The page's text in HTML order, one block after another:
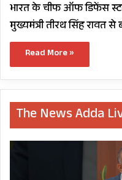
भारत के चीफ ऑफ डिफेंस
मुख्यमंत्री तीरथ सिंह रावत
Read More »
The News Adda